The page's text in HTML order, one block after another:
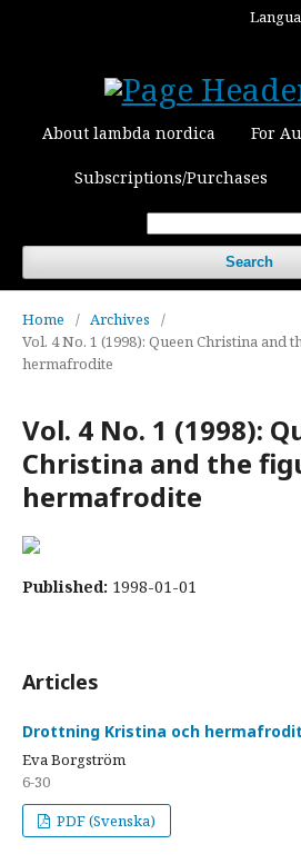
About lambda nordica For
Subscriptions/Purchases
Search
Home / Archives
/
Vol. 4 No. 1 (1998): Queen Christina and
hermafrodite
Vol. 4 No. 1 (1998):
Christina and the
hermafrodite
Published: 1998-01-01
Articles
Drottning Kristina och
Eva Borgström
6-30
PDF (Svenska)